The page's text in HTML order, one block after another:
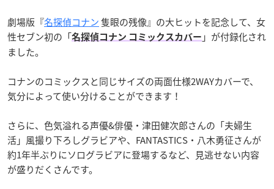
劇場版『名探偵コナン隻眼の残像』の大ヒットを記念して、女
性セブン初の「名探偵コナン コミックスカバー 」が付録化され
ました。
コナンのコミックスと同じサイズの両面仕様2WAYカバーで、
気分によって使い分けることができます！
さらに、色気溢れる声優&俳優・津田健次郎さんの「夫婦生
活」風撮り下ろしグラビアや、FANTASTICS・八木勇征さんが
約1年半ぶりにソログラビアに登場するなど、見逃せない内容
が盛りだくさんです。